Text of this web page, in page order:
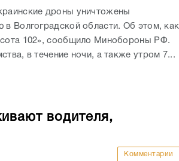
дроны уничтожены
в Волгоградской области. Об этом, как
102», сообщило Минобороны РФ.
в течение ночи, а также утром 7...
водителя,
Комментарии